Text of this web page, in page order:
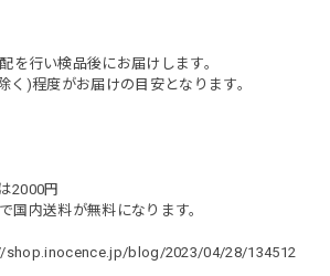
を行い検品後にお届けします。
く)程度がお届けの目安となります。
2000円
国内送料が無料になります。
blog/2023/04/28/134512